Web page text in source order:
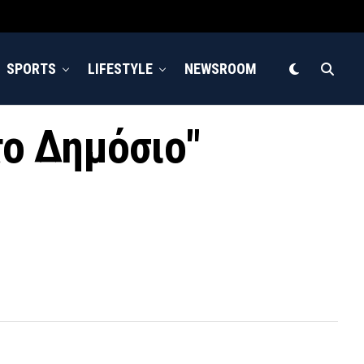
SPORTS LIFESTYLE NEWSROOM
Δημόσιο"